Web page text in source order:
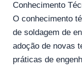
Conhecimento
O conhecimento
de soldagem de
adoção de novas
práticas de